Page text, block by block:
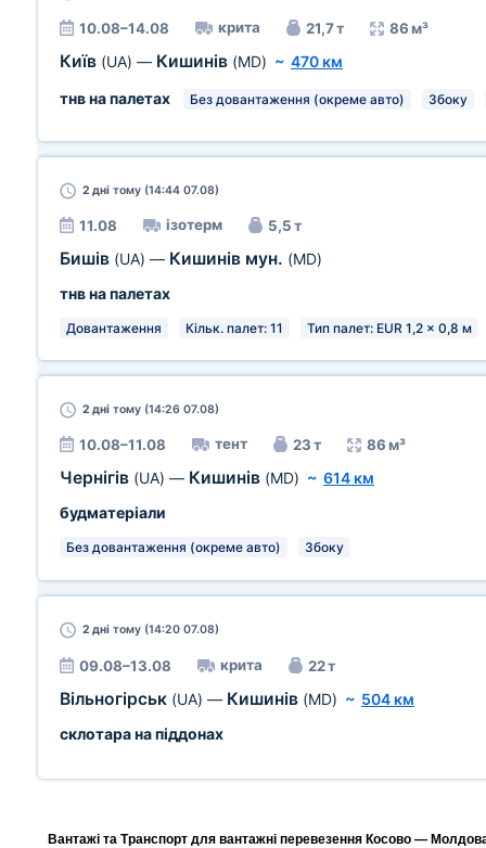
10.08–14.08 крита 21,7 т 86 м³
Київ (UA) — Кишинів (MD) ~ 470 км
тнв на палетах
Без довантаження (окреме авто) Збоку
2 дні тому (14:44 07.08)
11.08 ізотерм 5,5 т
Бишів (UA) — Кишинів мун. (MD)
тнв на палетах
Довантаження Кільк. палет: 11 Тип палет: EUR 1,2 x 0,8 м
2 дні тому (14:26 07.08)
10.08–11.08 тент 23 т 86 м³
Чернігів (UA) — Кишинів (MD) ~ 614 км
будматеріали
Без довантаження (окреме авто) Збоку
2 дні тому (14:20 07.08)
09.08–13.08 крита 22 т
Вільногірськ (UA) — Кишинів (MD) ~ 504 км
склотара на піддонах
Вантажі та Транспорт для вантажні перевезення Косово —